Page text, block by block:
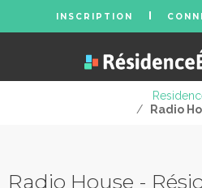
INSCRIPTION
/
Radio
Radio House -